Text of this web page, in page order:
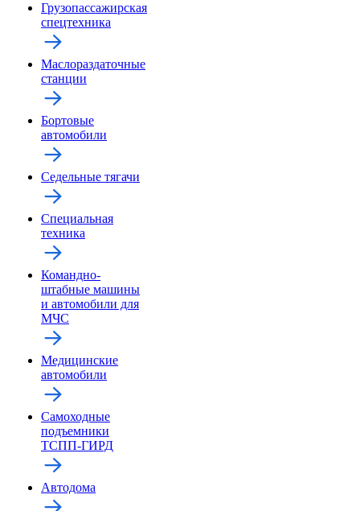
Грузопассажирская
спецтехника
Маслораздаточные
станции
Бортовые
автомобили
Седельные тягачи
Специальная
техника
Командно-
штабные машины
и автомобили для
МЧС
Медицинские
автомобили
Самоходные
подъемники
ТСПП-ГИРД
Автодома